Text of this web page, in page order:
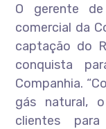
O gerente de
comercial da
captação do
conquista
Companhia.
gás natural,
clientes